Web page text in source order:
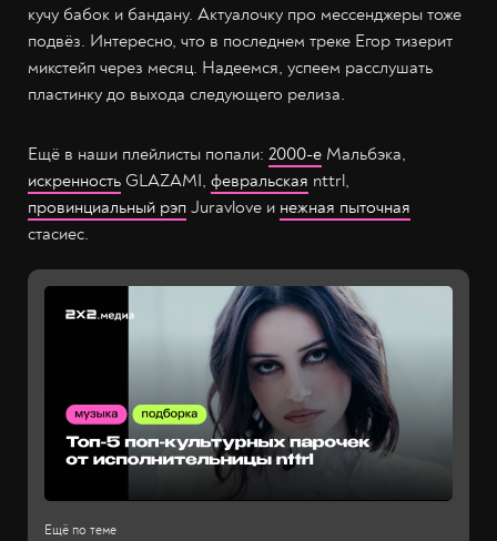
кучу бабок и бандану. Актуалочку про мессенджеры тоже
подвёз. Интересно, что в последнем треке Егор тизерит
микстейп через месяц. Надеемся, успеем расслушать
пластинку до выхода следующего релиза.
Ещё в наши плейлисты попали: 2000-е Мальбэка,
искренность GLAZAMI, февральская nttrl,
провинциальный рэп Juravlove и нежная пыточная
стасиес.